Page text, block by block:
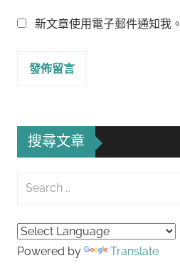
新文章使用電子郵件通知我。
搜尋文章
Search
Powered by Translate